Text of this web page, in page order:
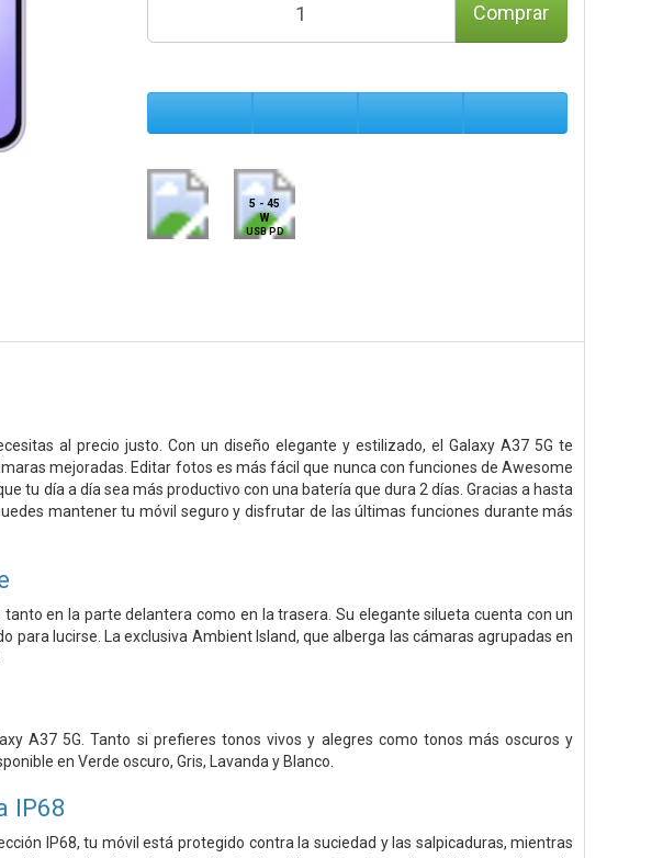
Comprar
5 - 45
W
USB PD
al precio justo. Con un diseño elegante y estilizado, el Galaxy A37 5G te
mejoradas. Editar fotos es más fácil que nunca con funciones de Awesome
tu día a día sea más productivo con una batería que dura 2 días. Gracias a hasta
mantener tu móvil seguro y disfrutar de las últimas funciones durante más
en la parte delantera como en la trasera. Su elegante silueta cuenta con un
lucirse. La exclusiva Ambient Island, que alberga las cámaras agrupadas en
A37 5G. Tanto si prefieres tonos vivos y alegres como tonos más oscuros y
en Verde oscuro, Gris, Lavanda y Blanco.
IP68
IP68, tu móvil está protegido contra la suciedad y las salpicaduras, mientras